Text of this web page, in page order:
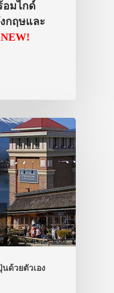
อมไกด์
กฤษและ
NEW!
ด้วยตัวเอง